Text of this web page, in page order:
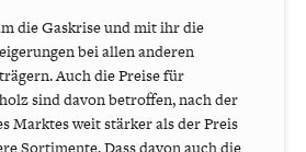
die Gaskrise und mit ihr die
bei allen anderen
Auch die Preise für
sind davon betroffen, nach der
Marktes weit stärker als der Preis